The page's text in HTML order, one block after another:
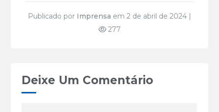
Publicado por Imprensa em 2 de abril de 2024 |
277
Deixe Um Comentário